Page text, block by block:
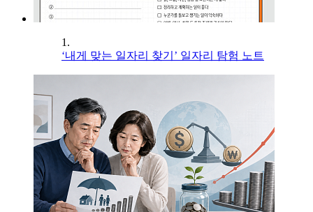
1.
‘내게 맞는 일자리 찾기’ 일자리 탐험 노트